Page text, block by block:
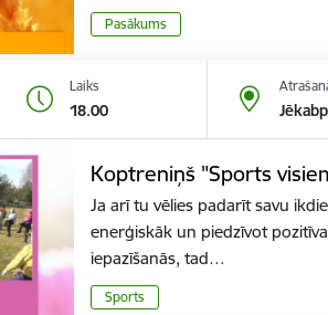
Pasākums
Laiks
18.00
Koptreniņš "Sports
Ja arī tu vēlies padarīt savu
enerģiskāk un piedzīvot
iepazīšanās, tad…
Sports